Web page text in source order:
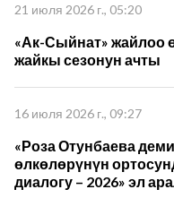
21 июля 2026 г., 05:20
«Ак-Сыйнат» жайлоо
жайкы сезонун ачты
16 июля 2026 г., 09:27
«Роза Отунбаева
өлкөлөрүнүн
диалогу – 2026» эл